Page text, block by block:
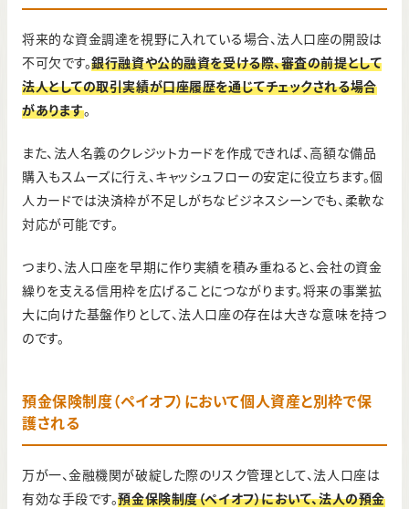
将来的な資金調達を視野に入れている場合、法人口座の開設は
不可欠です。銀行融資や公的融資を受ける際、審査の前提として
法人としての取引実績が口座履歴を通じてチェックされる場合
があります。
また、法人名義のクレジットカードを作成できれば、高額な備品
購入もスムーズに行え、キャッシュフローの安定に役立ちます。個
人カードでは決済枠が不足しがちなビジネスシーンでも、柔軟な
対応が可能です。
つまり、法人口座を早期に作り実績を積み重ねると、会社の資金
繰りを支える信用枠を広げることにつながります。将来の事業拡
大に向けた基盤作りとして、法人口座の存在は大きな意味を持つ
のです。
預金保険制度（ペイオフ）において個人資産と別枠で保
護される
万が一、金融機関が破綻した際のリスク管理として、法人口座は
有効な手段です。預金保険制度（ペイオフ）において、法人の預金